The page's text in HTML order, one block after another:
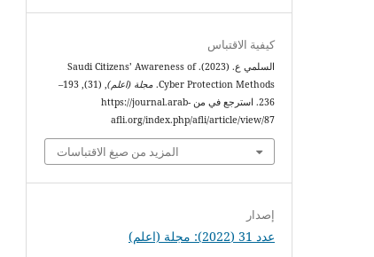
كيفية الاقتباس
السلمي ع. (2023). Saudi Citizens’ Awareness of
Cyber Protection Methods. مجلة (اعلم)
, (31), 193–
236. استرجع في من https://journal.arab-
afli.org/index.php/afli/article/view/87
المزيد من صيغ الاقتباسات
إصدار
عدد 31 (2022): مجلة (اعلم)